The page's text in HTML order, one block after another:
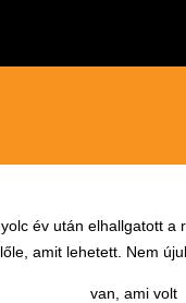
év után elhallgatott
amit lehetett. Nem
van, ami volt